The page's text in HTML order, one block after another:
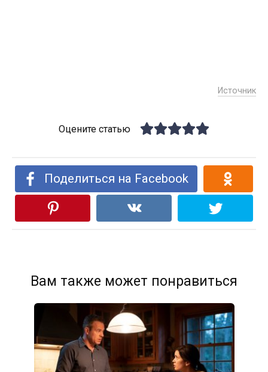
Источник
Оцените статью
Поделиться на Facebook
Вам также может понравиться